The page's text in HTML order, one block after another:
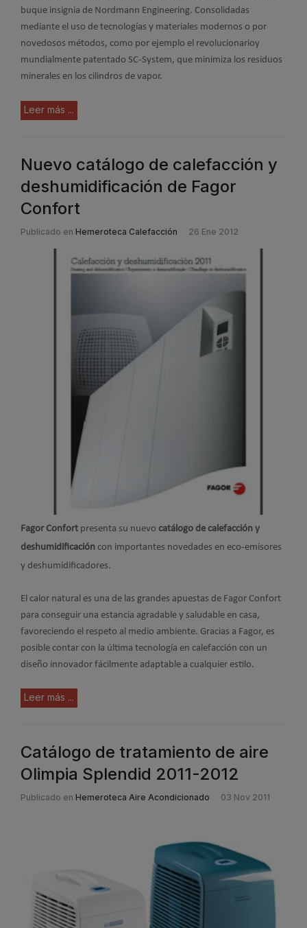
buque insignia de Nordmann Engineering. Consolidadas
mediante el uso de tecnologías y materiales modernos o por
novedosos métodos, como por ejemplo el revolucionarioy
mundialmente patentado SC-System, que minimiza los residuos
minerales en los cilindros de vapor.
Leer más ...
Nuevo catálogo de calefacción y
deshumidificación de Fagor
Confort
Publicado en Hemeroteca Calefacción 26 Ene 2012
Fagor Confort presenta su nuevo catálogo de calefacción y
deshumidificación con importantes novedades en eco-emisores
y deshumidificadores.
El calor natural es una de las grandes apuestas de Fagor Confort
para conseguir una estancia agradable y saludable en casa,
favoreciendo el respeto al medio ambiente. Gracias a Fagor, es
posible contar con la última tecnología en calefacción con un
diseño innovador fácilmente adaptable a cualquier estilo.
Leer más ...
Catálogo de tratamiento de aire
Olimpia Splendid 2011-2012
Publicado en Hemeroteca Aire Acondicionado 03 Nov 2011